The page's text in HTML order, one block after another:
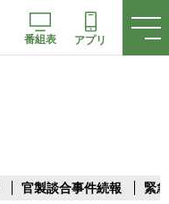
番組表 アプリ
官製談合事件続報 緊